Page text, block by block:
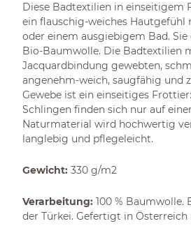
Diese Badtextilien in einseitigem
ein flauschig-weiches Hautgefühl
oder einem ausgiebigem Bad.
Bio-Baumwolle. Die Badtextilien
Jacquardbindung gewebten,
angenehm-weich, saugfähig und
Gewebe ist ein einseitiges
Schlingen finden sich nur auf
Naturmaterial wird hochwertig
langlebig und pflegeleicht.
Gewicht: 330 g/m2
Verarbeitung: 100 % Baumwolle.
der Türkei. Gefertigt in Österreich